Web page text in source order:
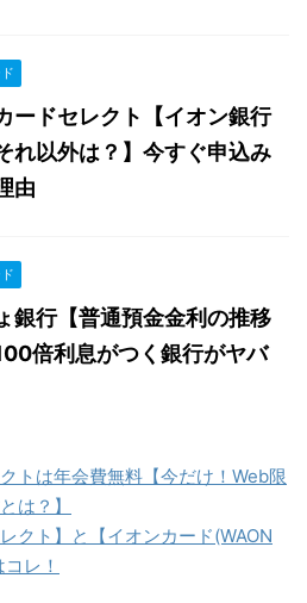
ードセレクト【イオン銀行
れ以外は？】今すぐ申込み
由
銀行【普通預金金利の推移
倍利息がつく銀行がヤバ
トは年会費無料【今だけ！Web限
は？】
クト】と【イオンカード(WAON
レ！